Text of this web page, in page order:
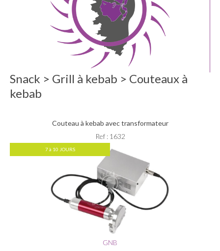
Snack > Grill à kebab > Couteaux à
kebab
Couteau à kebab avec transformateur
Ref : 1632
7 à 10 JOURS
GNB